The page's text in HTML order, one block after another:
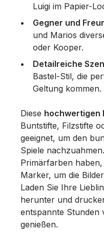
Luigi im Papier-
Gegner und
und Marios
oder Kooper.
Detailreiche
Bastel-Stil, die
Geltung kommen.
Diese hochwertigen
Buntstifte, Filzstifte
geeignet, um den
Spiele
Primärfarben
Marker, um die
Laden Sie Ihre
herunter und
entspannte Stunden
genießen.